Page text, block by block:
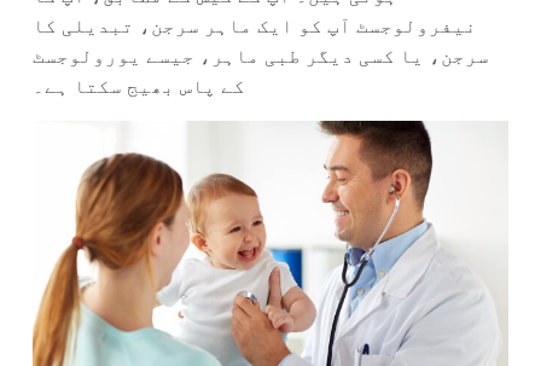
نیفرولوجسٹ آپ کو ایک ماہر سرجن، تبدیلی کا
سرجن، یا کسی دیگر طبی ماہر، جیسے یورولوجسٹ
کے پاس بھیج سکتا ہے۔